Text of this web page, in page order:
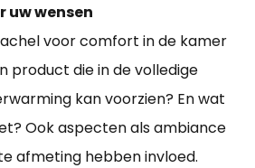
uw wensen
voor comfort in de kamer
product die in de volledige
kan voorzien? En wat
Ook aspecten als ambiance
afmeting hebben invloed.